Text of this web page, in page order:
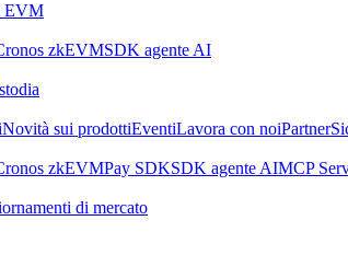
EVM
zkEVMSDK agente AI
Novità sui prodottiEventiLavora con noiPartner
zkEVMPay SDKSDK agente AIMCP
di mercato